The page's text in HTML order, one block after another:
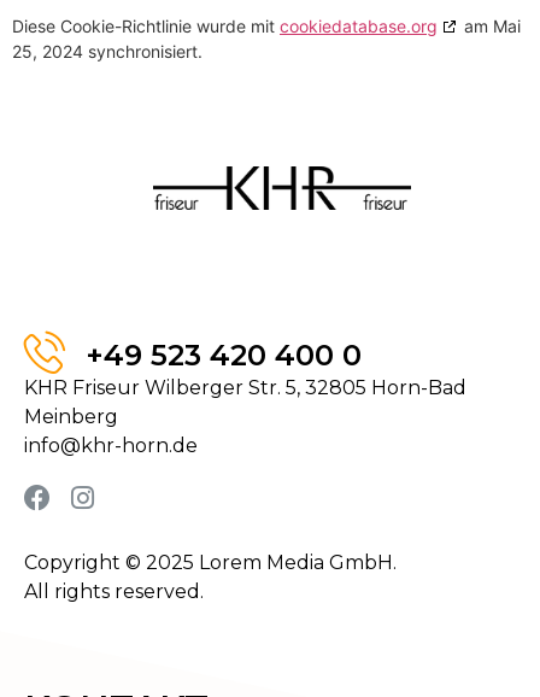
Diese Cookie-Richtlinie wurde mit cookiedatabase.org
am Mai
25, 2024 synchronisiert.
+49 523 420 400 0
KHR Friseur Wilberger Str. 5, 32805 Horn-Bad
Meinberg
info@khr-horn.de
Copyright © 2025 Lorem Media GmbH.
All rights reserved.